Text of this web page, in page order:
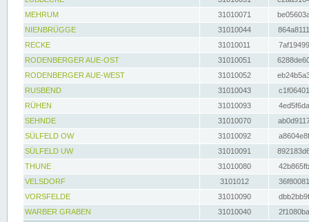
MEHRUM
31010071
NIENBRÜGGE
31010044
RECKE
31010011
RODENBERGER AUE-OST
31010051
RODENBERGER AUE-WEST
31010052
RUSBEND
31010043
RÜHEN
31010093
SEHNDE
31010070
SÜLFELD OW
31010092
SÜLFELD UW
31010091
THUNE
31010080
VELSDORF
3101012
VORSFELDE
31010090
WARBER GRABEN
31010040